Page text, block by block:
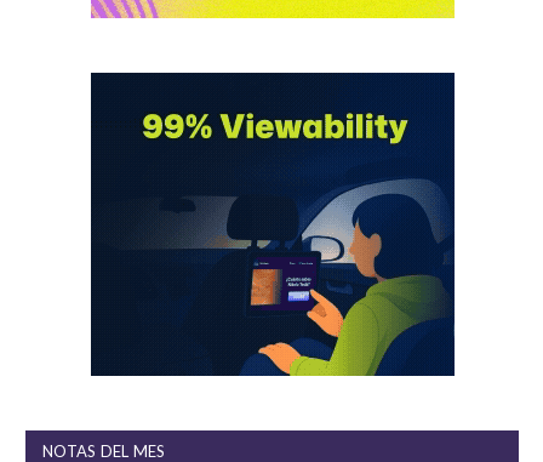
NOTAS DEL MES